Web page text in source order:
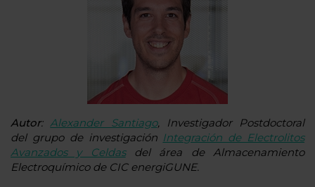
Autor:Alexander Santiago, Investigador Postdoctoral
del grupo de investigación Integración de Electrolitos
Avanzados y Celdasdel área de Almacenamiento
Electroquímico de CIC energiGUNE.